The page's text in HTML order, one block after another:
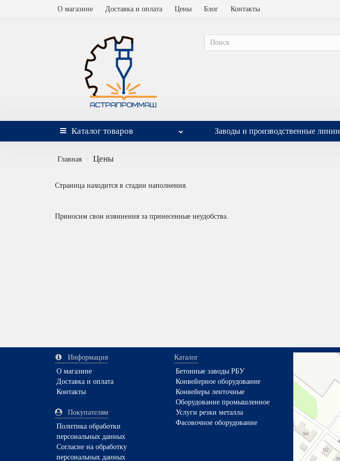
О магазине Доставка и оплата Цены Блог Контакты
Каталог товаров Заводы и производственные линии
Главная Цены
Страница находится в стадии наполнения.
Приносим свои извинения за принесенные неудобства.
Информация
О магазине
Доставка и оплата
Контакты
Покупателям
Политика обработки
персональных данных
Согласие на обработку
персональных данных
Каталог
Бетонные заводы РБУ
Конвейерное оборудование
Конвейеры ленточные
Оборудование промышленное
Услуги резки металла
Фасовочное оборудование